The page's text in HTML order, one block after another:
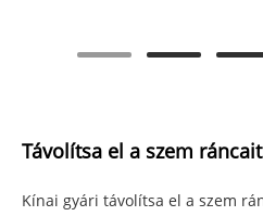
Távolítsa el a szem
Kínai gyári távolítsa el a szem